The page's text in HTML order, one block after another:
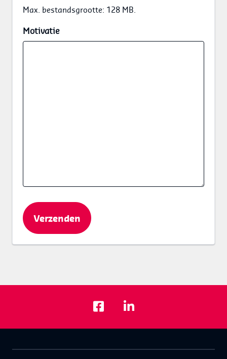
Max. bestandsgrootte: 128 MB.
Motivatie